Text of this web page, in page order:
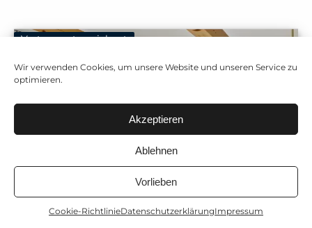
Wir verwenden Cookies, um unsere Website und unseren Service zu
optimieren.
Akzeptieren
Ablehnen
Vorlieben
Cookie-RichtlinieDatenschutzerklärungImpressum
Vertrag unterzeichnet
Anrufen Immobilienbewertung